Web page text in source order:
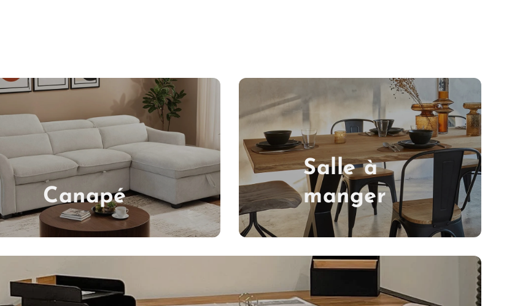
Canapé
Salle à
manger